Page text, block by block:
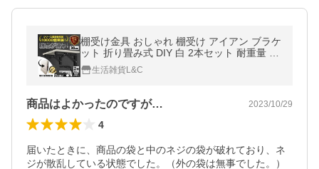
棚受け金具 おしゃれ 棚受け アイアン ブラケ
ット 折り畳み式 DIY 白 2本セット 耐重量 30
cm 棚受けブラケット 黒
生活雑貨L&C
商品はよかったのですが… 2023/10/29
4
届いたときに、商品の袋と中のネジの袋が破れており、ネ
ジが散乱している状態でした。（外の袋は無事でした。）